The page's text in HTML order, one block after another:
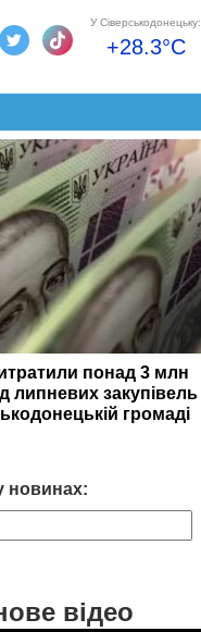
У Сіверськодонецьку:
+28.3°C
понад 3 млн
липневих закупівель
громаді
новинах:
відео